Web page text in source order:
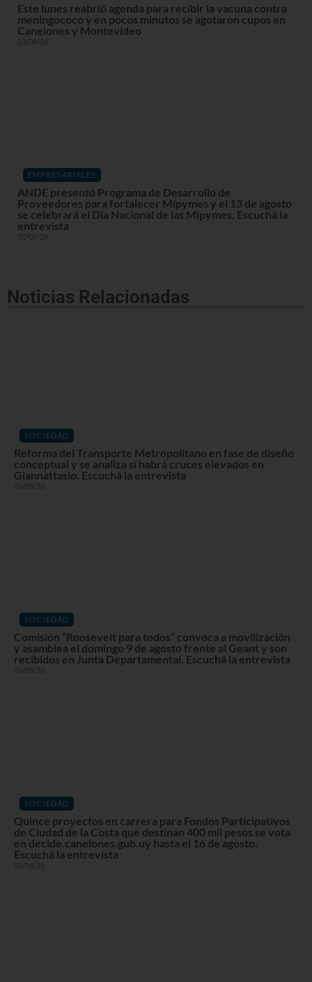
Este lunes reabrió agenda para recibir la vacuna contra
meningococo y en pocos minutos se agotaron cupos en
Canelones y Montevideo
03/08/26
EMPRESARIALES
ANDE presentó Programa de Desarrollo de
Proveedores para fortalecer Mipymes y el 13 de agosto
se celebrará el Día Nacional de las Mipymes. Escuchá la
entrevista
31/07/26
Noticias Relacionadas
SOCIEDAD
Reforma del Transporte Metropolitano en fase de diseño
conceptual y se analiza si habrá cruces elevados en
Giannattasio. Escuchá la entrevista
05/08/26
SOCIEDAD
Comisión “Roosevelt para todos” convoca a movilización
y asamblea el domingo 9 de agosto frente al Geant y son
recibidos en Junta Departamental. Escuchá la entrevista
05/08/26
SOCIEDAD
Quince proyectos en carrera para Fondos Participativos
de Ciudad de la Costa que destinan 400 mil pesos se vota
en decide.canelones.gub.uy hasta el 16 de agosto.
Escuchá la entrevista
05/08/26